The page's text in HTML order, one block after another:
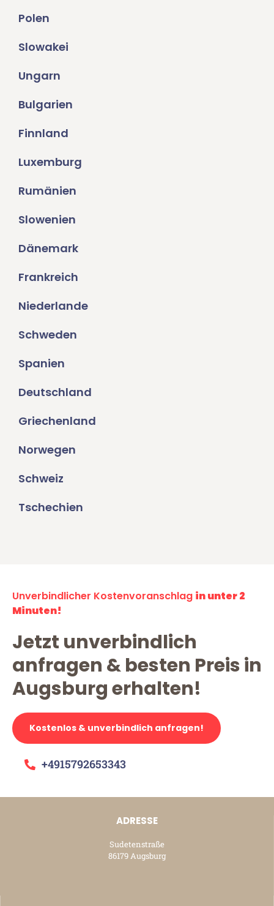
Polen
Slowakei
Ungarn
Bulgarien
Finnland
Luxemburg
Rumänien
Slowenien
Dänemark
Frankreich
Niederlande
Schweden
Spanien
Deutschland
Griechenland
Norwegen
Schweiz
Tschechien
Unverbindlicher Kostenvoranschlag in unter 2
Minuten!
Jetzt unverbindlich
anfragen & besten Preis in
Augsburg erhalten!
Kostenlos & unverbindlich anfragen!
+4915792653343
ADRESSE
Sudetenstraße
86179 Augsburg